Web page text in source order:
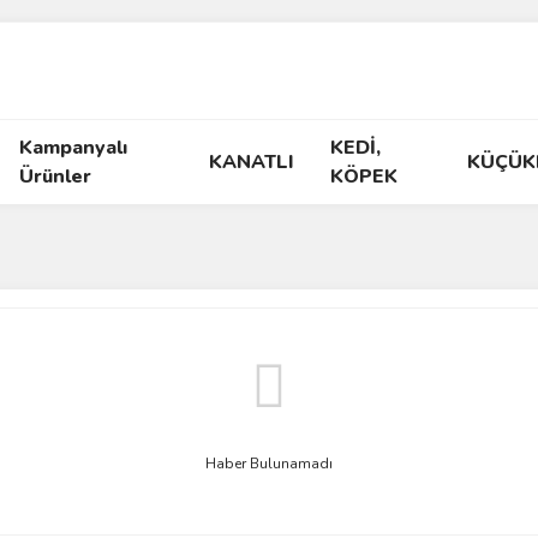
Kampanyalı
Ürünler
KANATLI
KEDİ,
KÖPEK
Haber Bulunamadı